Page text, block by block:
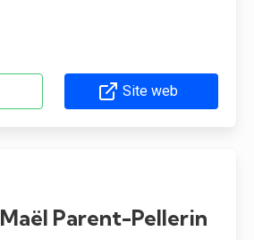
Site web
Maël Parent-Pellerin